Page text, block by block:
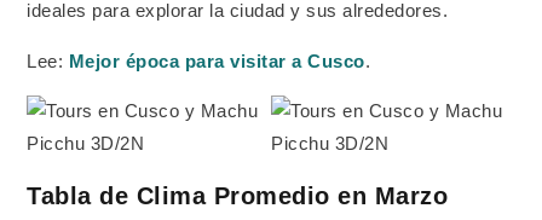
ideales para explorar la ciudad y sus alrededores.
Lee: Mejor época para visitar a Cusco.
Tabla de Clima Promedio en Marzo